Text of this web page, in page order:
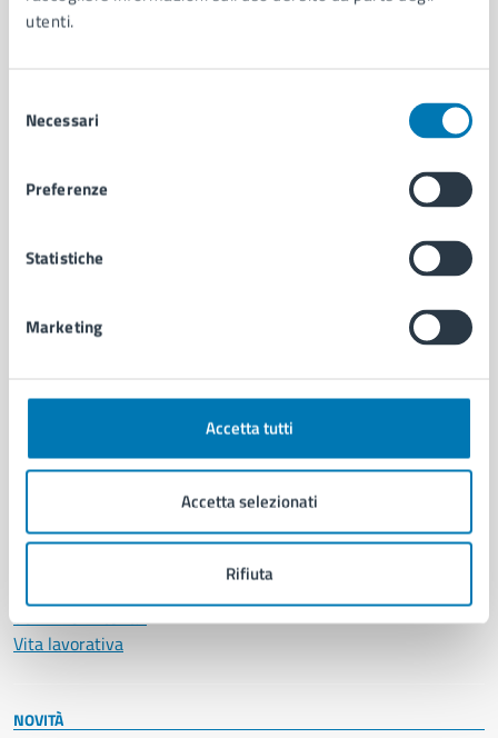
utenti.
delNecessari
Preferenze
Statistiche
Marketing
Accetta tutti
Accetta selezionati
Rifiuta
AMMINISTRAZIONE
Municipalità
Uffici
Politici
Intranet, posta aziendale e protocollo
CATEGORIE DI SERVIZIO
Anagrafe e stato civile
Cultura e tempo libero
Educazione e formazione
Giustizia e sicurezza pubblica
Servizi Cimiteriali
Vita lavorativa
NOVITÀ